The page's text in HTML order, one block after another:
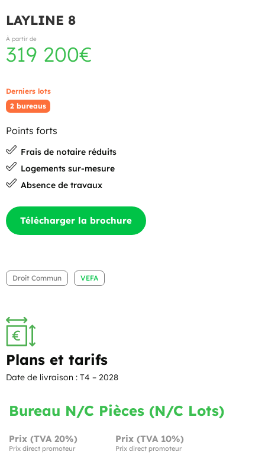
LAYLINE 8
À partir de
319 200€
Derniers lots
2 bureaus
Points forts
Frais de notaire réduits
Logements sur-mesure
Absence de travaux
Télécharger la brochure
Droit Commun VEFA
Plans et tarifs
Date de livraison : T4 – 2028
Bureau N/C Pièces (N/C Lots)
Prix (TVA 20%)
Prix direct promoteur
Prix (TVA 10%)
Prix direct promoteur